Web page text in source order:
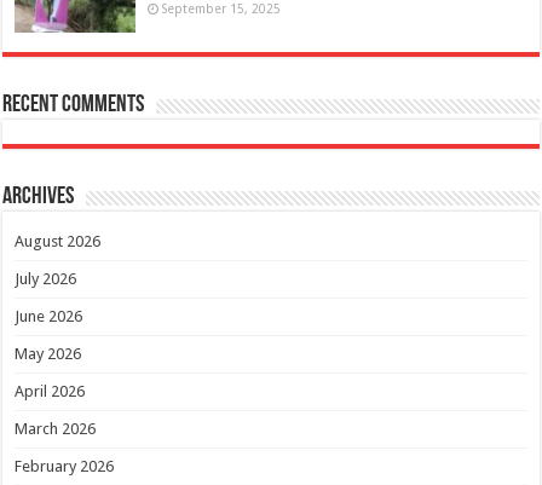
September 15, 2025
Recent Comments
Archives
August 2026
July 2026
June 2026
May 2026
April 2026
March 2026
February 2026